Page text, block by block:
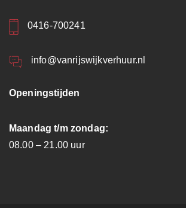
0416-700241
info@vanrijswijkverhuur.nl
Openingstijden
Maandag t/m zondag:
08.00 – 21.00 uur